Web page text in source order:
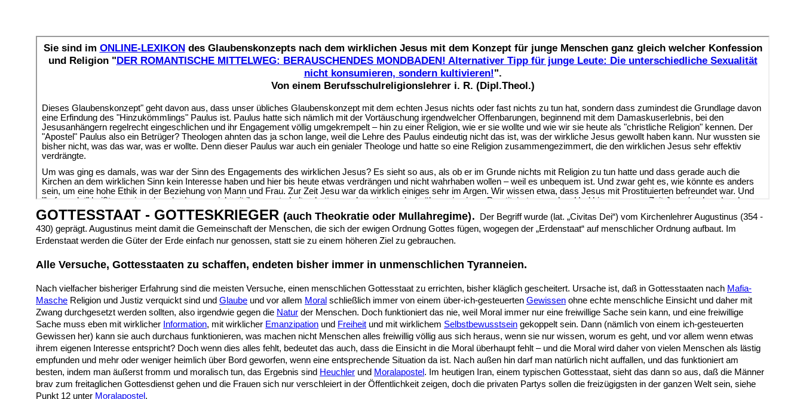
GOTTESSTAAT - GOTTESKRIEGER (auch Theokratie oder Mullahregime).
Der Begriff wurde (lat. „Civitas Dei“) vom Kirchenlehrer Augustinus (354 -
430) geprägt. Augustinus meint damit die Gemeinschaft der Menschen, die sich der ewigen Ordnung Gottes fügen, wogegen der „Erdenstaat“ auf menschlicher Ordnung aufbaut. Im
Erdenstaat werden die Güter der Erde einfach nur genossen, statt sie zu einem höheren Ziel zu gebrauchen.
Alle Versuche, Gottesstaaten zu schaffen, endeten bisher immer in unmenschlichen Tyranneien.
Nach vielfacher bisheriger Erfahrung sind die meisten Versuche, einen menschlichen Gottesstaat zu errichten, bisher kläglich gescheitert. Ursache ist, daß in Gottesstaaten nach Mafia-
Masche Religion und Justiz verquickt sind und Glaube und vor allem Moral schließlich immer von einem über-ich-gesteuerten Gewissen ohne echte menschliche Einsicht und daher mit
Zwang durchgesetzt werden sollten, also irgendwie gegen die Natur der Menschen. Doch funktioniert das nie, weil Moral immer nur eine freiwillige Sache sein kann, und eine freiwillige
Sache muss eben mit wirklicher Information, mit wirklicher Emanzipation und Freiheit und mit wirklichem Selbstbewusstsein gekoppelt sein. Dann (nämlich von einem ich-gesteuerten
Gewissen her) kann sie auch durchaus funktionieren, was machen nicht Menschen alles freiwillig völlig aus sich heraus, wenn sie nur wissen, worum es geht, und vor allem wenn etwas
ihrem eigenen Interesse entspricht? Doch wenn dies alles fehlt, bedeutet das auch, dass die Einsicht in die Moral überhaupt fehlt – und die Moral wird daher von vielen Menschen als lästig
empfunden und mehr oder weniger heimlich über Bord geworfen, wenn eine entsprechende Situation da ist. Nach außen hin darf man natürlich nicht auffallen, und das funktioniert am
besten, indem man äußerst fromm und moralisch tun, das Ergebnis sind Heuchler und Moralapostel . Im heutigen Iran, einem typischen Gottesstaat, sieht das dann so aus, daß die Männer
brav zum freitaglichen Gottesdienst gehen und die Frauen sich nur verschleiert in der Öffentlichkeit zeigen, doch die privaten Partys sollen die freizügigsten in der ganzen Welt sein, siehe
Punkt 12 unter Moralapostel .